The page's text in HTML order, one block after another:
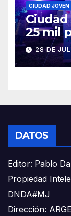
CIUDAD JOVEN
Ciudad
25 mil
28 DE
DATOS
Editor: Pablo
Propiedad
DNDA#MJ
Dirección: